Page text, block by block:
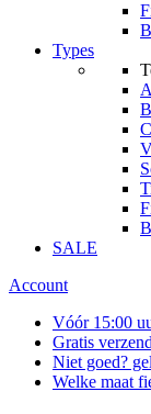
Types
SALE
Account
Vóór 15:00
Gratis
Niet goed?
Welke maat